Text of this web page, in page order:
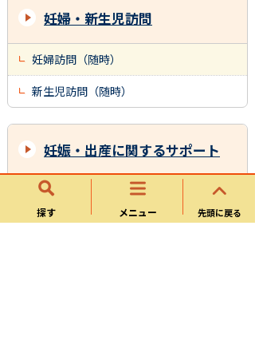
探す メニュー 先頭に戻る
妊婦・新生児訪問
妊婦訪問（随時）
新生児訪問（随時）
妊娠・出産に関するサポート
妊婦・新生児訪問
妊婦相談・マタニティ教室・パパママ教